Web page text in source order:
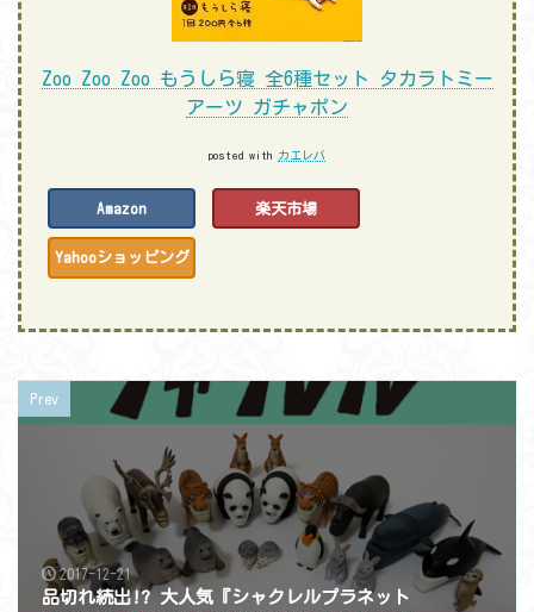
Zoo Zoo Zoo もうしら寝 全6種セット タカラトミー
アーツ ガチャポン
posted with カエレバ
Amazon 楽天市場
Yahooショッピング
Prev
2017-12-21
品切れ続出!? 大人気『シャクレルプラネット